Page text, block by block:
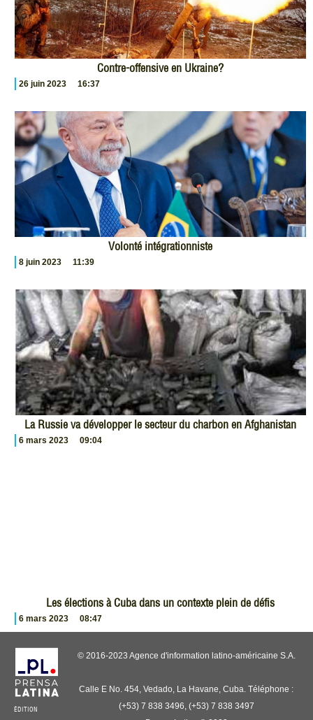
Contre-offensive en Ukraine?
26 juin 2023 16:37
Volonté intégrationniste
8 juin 2023 11:39
La Russie va développer le secteur du charbon en Afghanistan
6 mars 2023 09:04
Les élections à Cuba dans un contexte plein de défis
6 mars 2023 08:47
ÉDITION
© 2016-2023 Agence d'information latino-américaine S.A.
Calle E No. 454, Vedado, La Havane, Cuba. Téléphone :
(+53) 7 838 3496, (+53) 7 838 3497